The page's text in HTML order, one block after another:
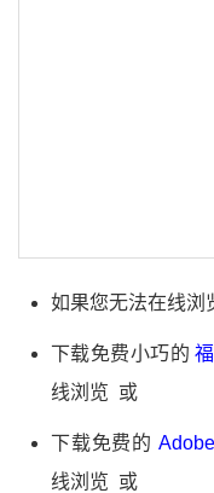
如果您无法在线浏
下载免费小巧的
线浏览 或
下载免费的
线浏览 或